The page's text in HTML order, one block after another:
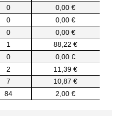
0
0,00 €
0
0,00 €
0
0,00 €
1
88,22 €
0
0,00 €
2
11,39 €
7
10,87 €
84 2,00 €